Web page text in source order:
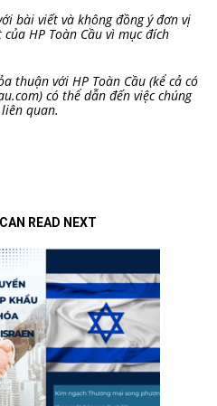
bài viết và không đồng ý đơn vị
HP Toàn Cầu vì mục đích
thuận với HP Toàn Cầu (kể cả có
có thể dẫn đến việc chúng
quan.
READ NEXT